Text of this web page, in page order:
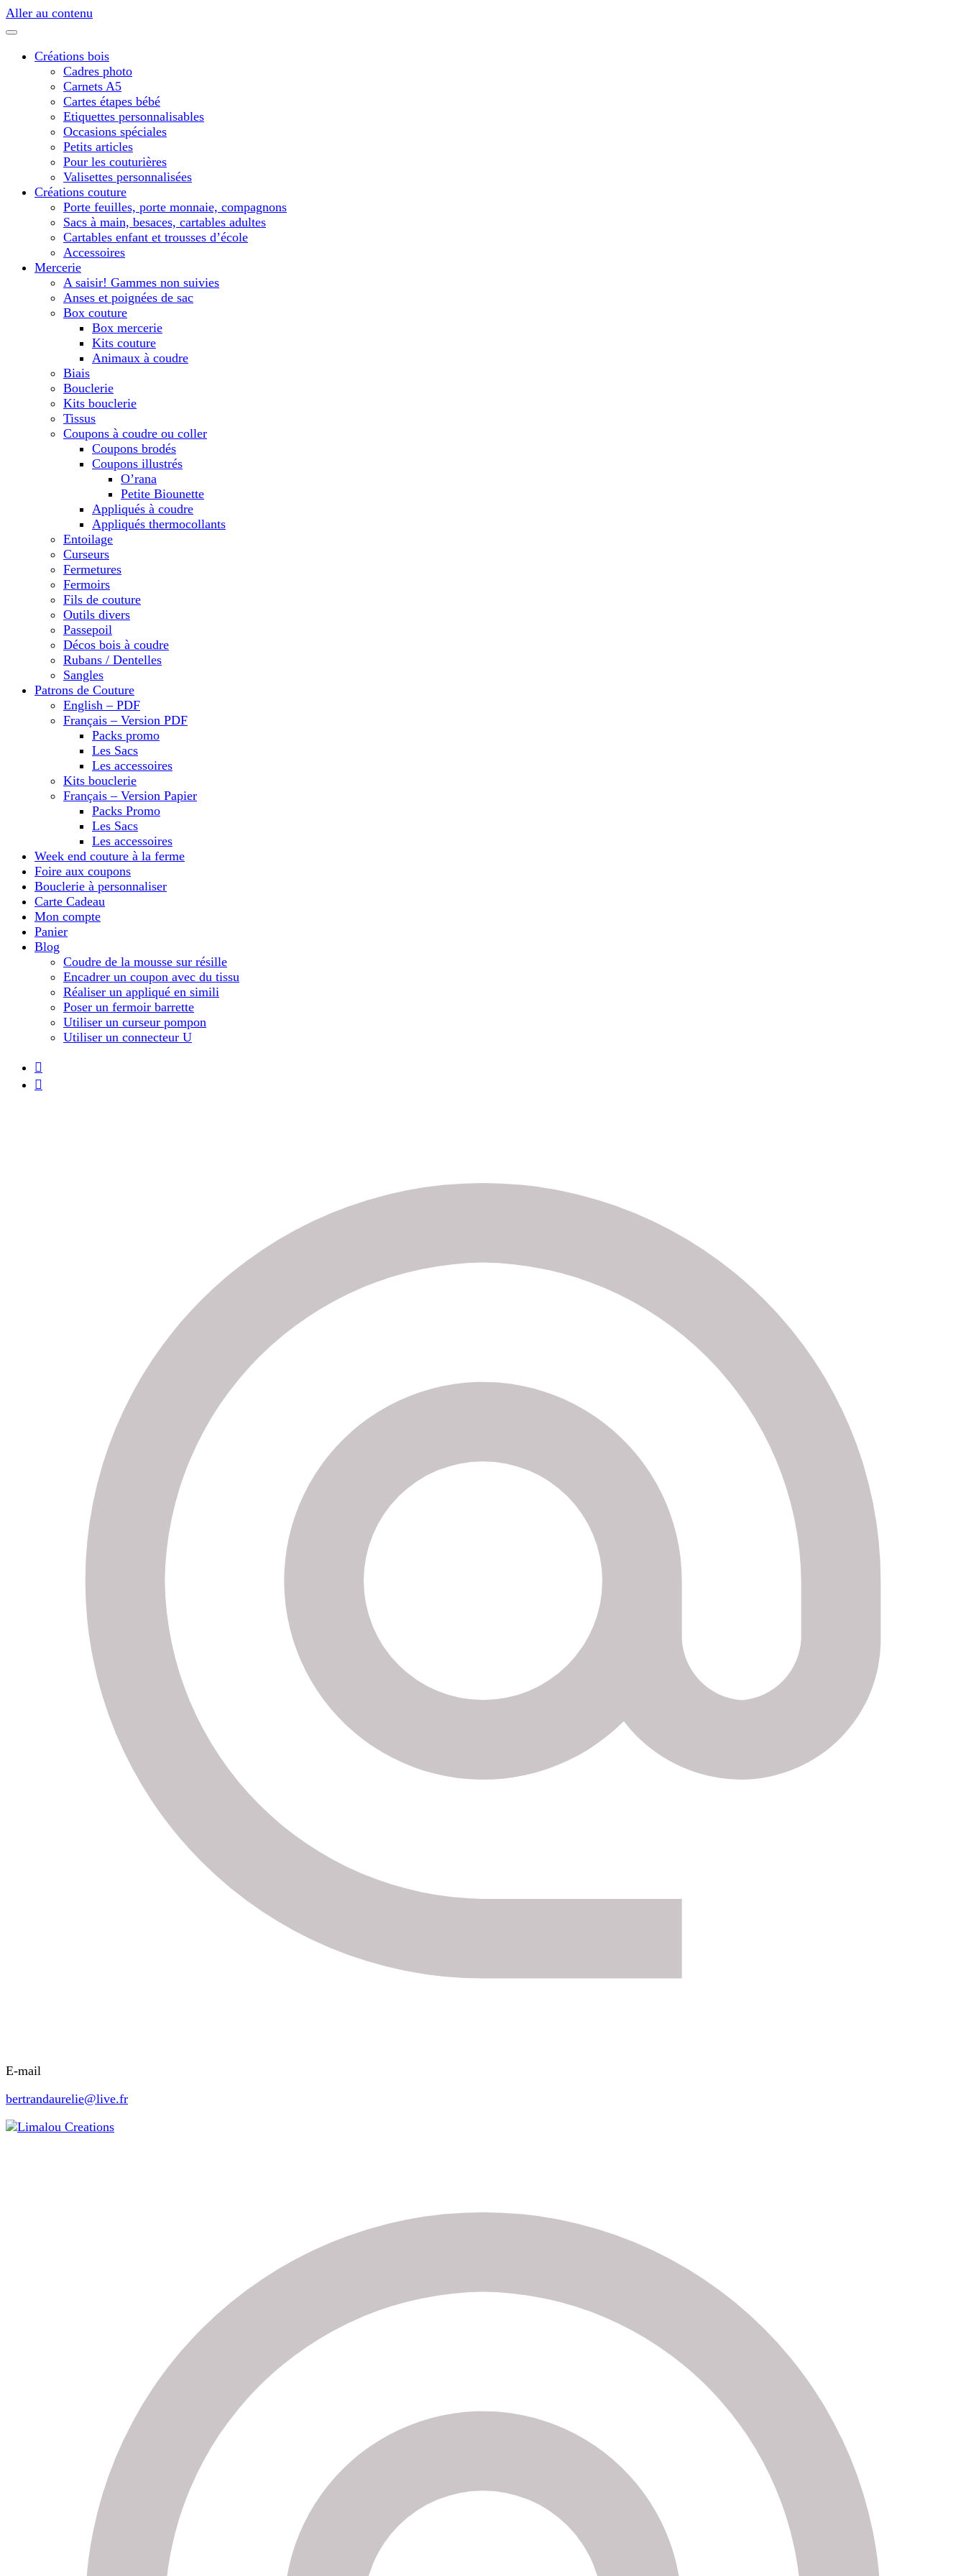
Aller au contenu
Créations bois
Cadres photo
Carnets A5
Cartes étapes bébé
Etiquettes personnalisables
Occasions spéciales
Petits articles
Pour les couturières
Valisettes personnalisées
Créations couture
Porte feuilles, porte monnaie, compagnons
Sacs à main, besaces, cartables adultes
Cartables enfant et trousses d’école
Accessoires
Mercerie
A saisir! Gammes non suivies
Anses et poignées de sac
Box couture
Box mercerie
Kits couture
Animaux à coudre
Biais
Bouclerie
Kits bouclerie
Tissus
Coupons à coudre ou coller
Coupons brodés
Coupons illustrés
O’rana
Petite Biounette
Appliqués à coudre
Appliqués thermocollants
Entoilage
Curseurs
Fermetures
Fermoirs
Fils de couture
Outils divers
Passepoil
Décos bois à coudre
Rubans / Dentelles
Sangles
Patrons de Couture
English – PDF
Français – Version PDF
Packs promo
Les Sacs
Les accessoires
Kits bouclerie
Français – Version Papier
Packs Promo
Les Sacs
Les accessoires
Week end couture à la ferme
Foire aux coupons
Bouclerie à personnaliser
Carte Cadeau
Mon compte
Panier
Blog
Coudre de la mousse sur résille
Encadrer un coupon avec du tissu
Réaliser un appliqué en simili
Poser un fermoir barrette
Utiliser un curseur pompon
Utiliser un connecteur U
E-mail
bertrandaurelie@live.fr